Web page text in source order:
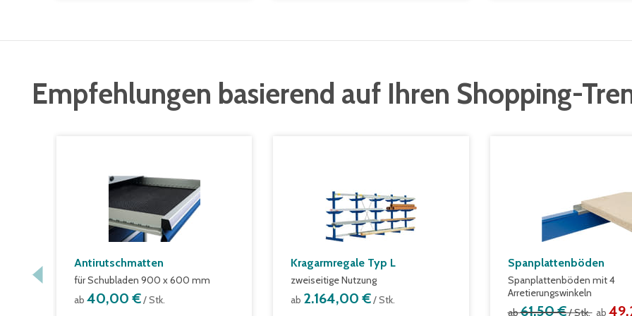
Empfehlungen basierend auf Ihren Shopping-
Antirutschmatten
für Schubladen 900 x 600 mm
ab 40,00 €/ Stk.
Kragarmregale Typ L
zweiseitige Nutzung
ab 2.164,00 €/ Stk.
Spanplattenböden
Spanplattenböden mit 4
Arretierungswinkeln
ab61,50 €/ Stk. ab